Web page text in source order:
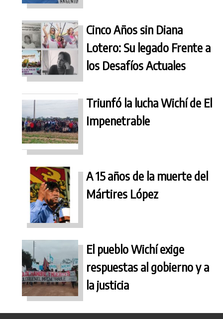
Cinco Años sin Diana
Lotero: Su legado Frente a
los Desafíos Actuales
Triunfó la lucha Wichí de El
Impenetrable
A 15 años de la muerte del
Mártires López
El pueblo Wichí exige
respuestas al gobierno y a
la justicia